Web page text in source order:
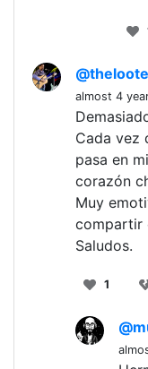
almost 4
Cada vez
pasa en
corazón
Muy
compartir
Saludos.
1